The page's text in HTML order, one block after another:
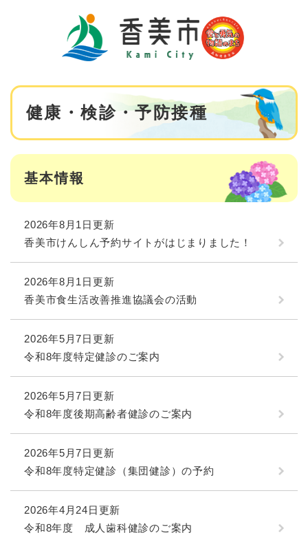
本
健康・検診・予防接種
基本情報
2026年8月1日更新
香美市けんしん予約サイトがはじまりました！
2026年8月1日更新
香美市食生活改善推進協議会の活動
2026年5月7日更新
令和8年度特定健診のご案内
2026年5月7日更新
令和8年度後期高齢者健診のご案内
2026年5月7日更新
令和8年度特定健診（集団健診）の予約
2026年4月24日更新
令和8年度 成人歯科健診のご案内